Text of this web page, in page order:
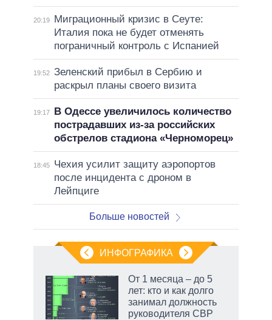
20:19
Миграционный кризис в Сеуте:
Италия пока не будет отменять
пограничный контроль с Испанией
19:52 Зеленский прибыл в Сербию и
раскрыл планы своего визита
19:17
В Одессе увеличилось количество
пострадавших из-за российских
обстрелов стадиона «Черноморец»
18:45
Чехия усилит защиту аэропортов
после инцидента с дроном в
Лейпциге
Больше новостей
ИНФОГРАФИКА
От 1 месяца – до 5
лет: кто и как долго
занимал должность
руководителя СВР